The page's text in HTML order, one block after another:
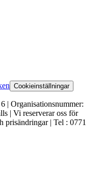
Cookieinställningar
| Organisationsnummer:
| Vi reserverar oss för
prisändringar | Tel : 0771